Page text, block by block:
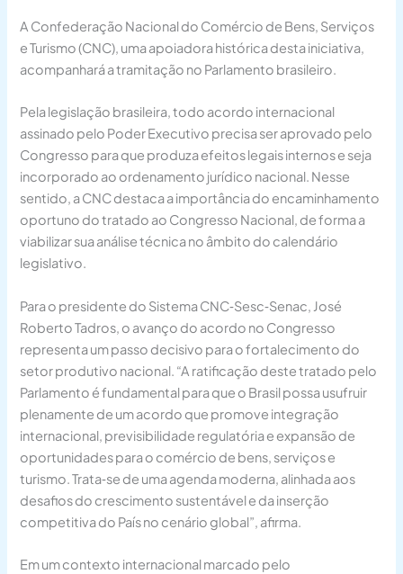
A Confederação Nacional do Comércio de Bens, Serviços
e Turismo (CNC), uma apoiadora histórica desta iniciativa,
acompanhará a tramitação no Parlamento brasileiro.
Pela legislação brasileira, todo acordo internacional
assinado pelo Poder Executivo precisa ser aprovado pelo
Congresso para que produza efeitos legais internos e seja
incorporado ao ordenamento jurídico nacional. Nesse
sentido, a CNC destaca a importância do encaminhamento
oportuno do tratado ao Congresso Nacional, de forma a
viabilizar sua análise técnica no âmbito do calendário
legislativo.
Para o presidente do Sistema CNC‑Sesc‑Senac, José
Roberto Tadros, o avanço do acordo no Congresso
representa um passo decisivo para o fortalecimento do
setor produtivo nacional. “A ratificação deste tratado pelo
Parlamento é fundamental para que o Brasil possa usufruir
plenamente de um acordo que promove integração
internacional, previsibilidade regulatória e expansão de
oportunidades para o comércio de bens, serviços e
turismo. Trata‑se de uma agenda moderna, alinhada aos
desafios do crescimento sustentável e da inserção
competitiva do País no cenário global”, afirma.
Em um contexto internacional marcado pelo